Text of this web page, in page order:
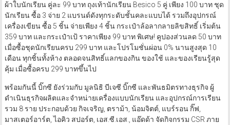
ผ้าใบนักเรียน คู่ละ 99 บาท ถุงเท้านักเรียน Besico 5 คู่ เพียง 100 บาท ชุด
นักเรียน ซื้อ 3 จ่าย 2 แบรนด์ดังทุกระดับชั้นคละแบบได้ รวมถึงอุปกรณ์
เครื่องเขียน ซื้อ 5 ชิ้น จ่ายเพียง 4 ชิ้น กระเป๋าล้อลากลายลิขสิทธิ์ เริ่มต้น
359 บาท และกระเป๋าเป้ ราคาเพียง 99 บาท พิเศษ! คูปองส่วนลด 50 บาท
เมื่อซื้อชุดนักเรียนครบ 299 บาท และโปรโมชั่นผ่อน 0% นานสูงสุด 10
เดือน ทุกชิ้นทั้งห้าง ตลอดจนสิทธิ์แลกของกิน ของใช้ และของเรียนรู้สุด
คุ้ม เมื่อซื้อครบ 299 บาทขึ้นไป
พร้อมกันนี้ บิ๊กซี ยังร่วมกับ มูลนิธิ บีเจซี บิ๊กซี และพันธมิตรทางธุรกิจ ผู้
ดำเนินธุรกิจผลิตและจำหน่ายเครื่องแบบนักเรียน และอุปกรณ์การเรียน
รวม 8 ราย ประกอบด้วย กิจเจริญ, ตราม้า, น้อมจิตต์, แบร์รอน กิ๊ฟ,
มาสเตอร์อาร์ต, ไอคิว สปอร์ต, เอส.ซี.เอส., แอ๊ดด้า จัดกิจกรรม CSR ภาย